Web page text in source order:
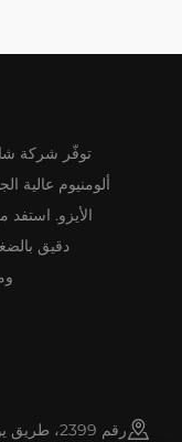
توفّر شركة
ألومنيوم عالية